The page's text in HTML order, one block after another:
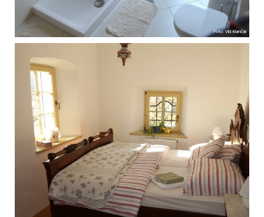
Foto: Vid Klančar